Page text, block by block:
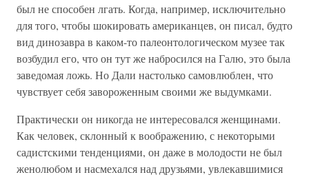
был не способен лгать. Когда, например, исключительно
для того, чтобы шокировать американцев, он писал, будто
вид динозавра в каком-то палеонтологическом музее так
возбудил его, что он тут же набросился на Галю, это была
заведомая ложь. Но Дали настолько самовлюблен, что
чувствует себя завороженным своими же выдумками.
Практически он никогда не интересовался женщинами.
Как человек, склонный к воображению, с некоторыми
садистскими тенденциями, он даже в молодости не был
женолюбом и насмехался над друзьями, увлекавшимися